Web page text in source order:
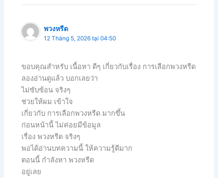
พวงหรีด
12 Tháng 5, 2026 tại 04:50
ขอบคุณสำหรับ เนื้อหา ดีๆ เกี่ยวกับเรื่อง การเลือกพวงหรีด
ลองอ่านดูแล้ว บอกเลยว่า
ไม่ซับซ้อน จริงๆ
ช่วยให้ผม เข้าใจ
เกี่ยวกับ การเลือกพวงหรีด มากขึ้น
ก่อนหน้านี้ ไม่ค่อยมีข้อมูล
เรื่อง พวงหรีด จริงๆ
พอได้อ่านบทความนี้ ให้ความรู้ดีมาก
ตอนนี้ กำลังหา พวงหรีด
อยู่เลย